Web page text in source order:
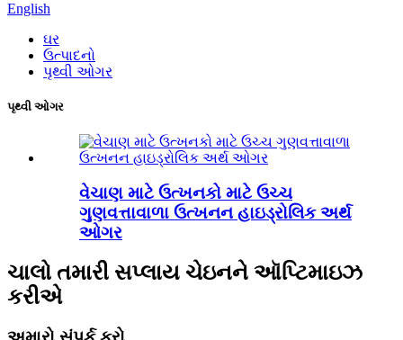
English
ઘર
ઉત્પાદનો
પૃથ્વી ઓગર
પૃથ્વી ઓગર
વેચાણ માટે ઉત્ખનકો માટે ઉચ્ચ
ગુણવત્તાવાળા ઉત્ખનન હાઇડ્રોલિક અર્થ
ઓગર
ચાલો તમારી સપ્લાય ચેઇનને ઑપ્ટિમાઇઝ
કરીએ